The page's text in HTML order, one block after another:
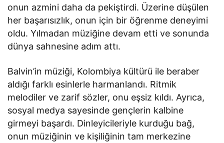
onun azmini daha da pekiştirdi. Üzerine düşülen
her başarısızlık, onun için bir öğrenme deneyimi
oldu. Yılmadan müziğine devam etti ve sonunda
dünya sahnesine adım attı.
Balvin’in müziği, Kolombiya kültürü ile beraber
aldığı farklı esinlerle harmanlandı. Ritmik
melodiler ve zarif sözler, onu eşsiz kıldı. Ayrıca,
sosyal medya sayesinde gençlerin kalbine
girmeyi başardı. Dinleyicileriyle kurduğu bağ,
onun müziğinin ve kişiliğinin tam merkezine